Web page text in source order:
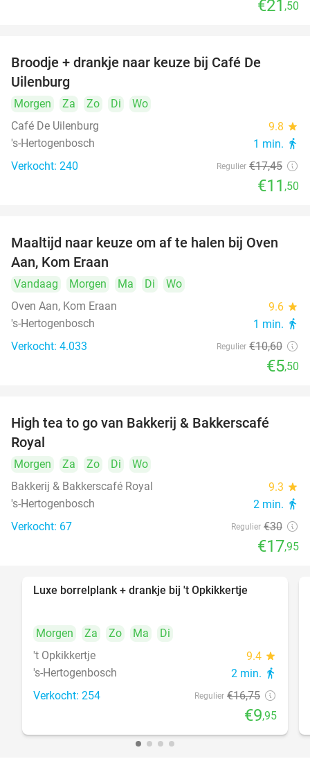
€21 ,50
Broodje + drankje naar keuze bij Café De
Uilenburg
Morgen Za Zo Di
Wo
Café De Uilenburg
9.8 star
's-Hertogenbosch 1 min. directions_walk
Verkocht: 240 Regulier €17,45
€11 ,50
48%
Maaltijd naar keuze om af te halen bij Oven
Aan, Kom Eraan
Vandaag Morgen Ma Di
Wo
Oven Aan, Kom Eraan
9.6 star
's-Hertogenbosch 1 min. directions_walk
Verkocht: 4.033 Regulier €10,60
€5,50
40%
High tea to go van Bakkerij & Bakkerscafé
Royal
Morgen Za Zo Di
Wo
Bakkerij & Bakkerscafé Royal
9.3 star
's-Hertogenbosch 2 min. directions_walk
Verkocht: 67 Regulier €30
€17,95
Luxe borrelplank + drankje bij 't Opkikkertje
Morgen Za Zo Ma
Di
't Opkikkertje
9.4 star
's-Hertogenbosch 2 min. directions_walk
Verkocht: 254 Regulier €16,75
€9,95